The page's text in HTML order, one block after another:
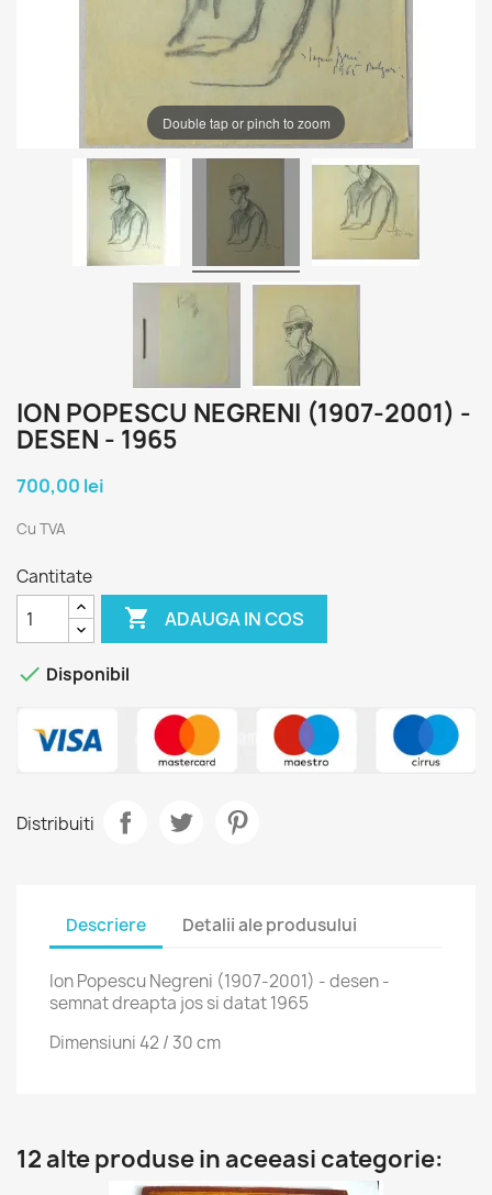
Double tap or pinch to zoom
ION POPESCU NEGRENI (1907-2001) -
DESEN - 1965
700,00 lei
Cu TVA
Cantitate
 ADAUGA IN COS
 Disponibil
Distribuiti
Descriere Detalii ale produsului
Ion Popescu Negreni (1907-2001) - desen -
semnat dreapta jos si datat 1965
Dimensiuni 42 / 30 cm
12 alte produse in aceeasi categorie: